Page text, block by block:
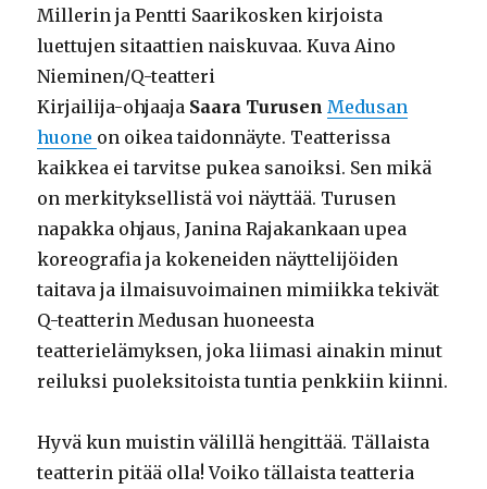
Millerin ja Pentti Saarikosken kirjoista
luettujen sitaattien naiskuvaa. Kuva Aino
Nieminen/Q-teatteri
Kirjailija-ohjaaja Saara Turusen Medusan
huone on oikea taidonnäyte. Teatterissa
kaikkea ei tarvitse pukea sanoiksi. Sen mikä
on merkityksellistä voi näyttää. Turusen
napakka ohjaus, Janina Rajakankaan upea
koreografia ja kokeneiden näyttelijöiden
taitava ja ilmaisuvoimainen mimiikka tekivät
Q-teatterin Medusan huoneesta
teatterielämyksen, joka liimasi ainakin minut
reiluksi puoleksitoista tuntia penkkiin kiinni.
Hyvä kun muistin välillä hengittää. Tällaista
teatterin pitää olla! Voiko tällaista teatteria